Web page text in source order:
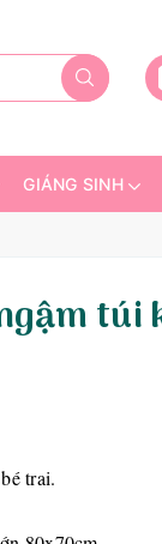
GIÁNG SINH
túi
trai.